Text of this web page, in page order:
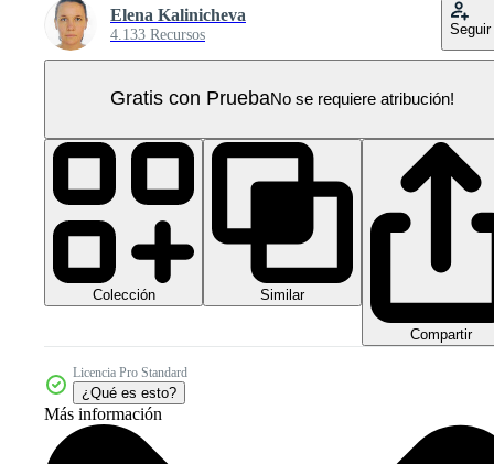
Elena Kalinicheva
4.133 Recursos Seguir
Gratis con PruebaNo se requiere atribución!
Colección Similar
Compartir
Licencia Pro Standard
¿Qué es esto?
Más información